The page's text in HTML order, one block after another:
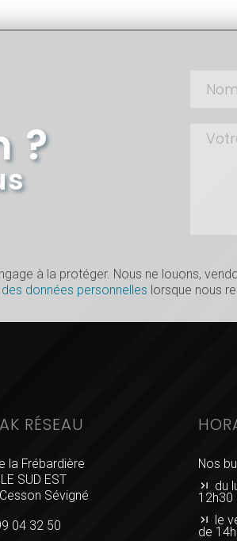
?
à la protéger. Nous ne louons,
données personnelles lorsque nous
RÉSEAU
la Frébardière
SUD EST
Sévigné
04 32 50
Nos
du
12h30
le
de